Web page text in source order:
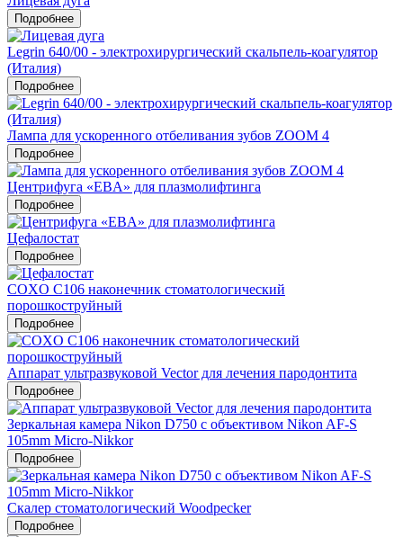
Подробнее
Legrin 640/00 - электрохирургический скальпель-коагулятор
(Италия)
Подробнее
Лампа для ускоренного отбеливания зубов ZOOM 4
Подробнее
Центрифуга «EBA» для плазмолифтинга
Подробнее
Цефалостат
Подробнее
COXO C106 наконечник стоматологический
порошкоструйный
Подробнее
Аппарат ультразвуковой Vector для лечения пародонтита
Подробнее
Зеркальная камера Nikon D750 c объективом Nikon AF-S
105mm Micro-Nikkor
Подробнее
Скалер стоматологический Woodpecker
Подробнее